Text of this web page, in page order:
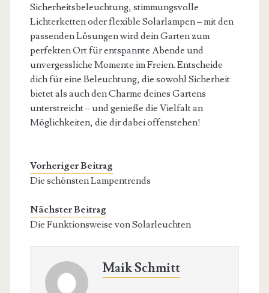
Sicherheitsbeleuchtung, stimmungsvolle
Lichterketten oder flexible Solarlampen – mit den
passenden Lösungen wird dein Garten zum
perfekten Ort für entspannte Abende und
unvergessliche Momente im Freien. Entscheide
dich für eine Beleuchtung, die sowohl Sicherheit
bietet als auch den Charme deines Gartens
unterstreicht – und genieße die Vielfalt an
Möglichkeiten, die dir dabei offenstehen!
Vorheriger Beitrag
Die schönsten Lampentrends
Nächster Beitrag
Die Funktionsweise von Solarleuchten
Maik Schmitt